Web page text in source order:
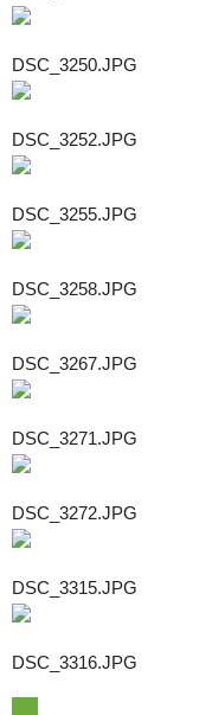
DSC_3250.JPG
DSC_3252.JPG
DSC_3255.JPG
DSC_3258.JPG
DSC_3267.JPG
DSC_3271.JPG
DSC_3272.JPG
DSC_3315.JPG
DSC_3316.JPG